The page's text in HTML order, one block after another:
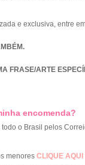
e exclusiva, entre
FRASE/ARTE
encomenda?
o Brasil pelos
menores CLIQUE AQUI